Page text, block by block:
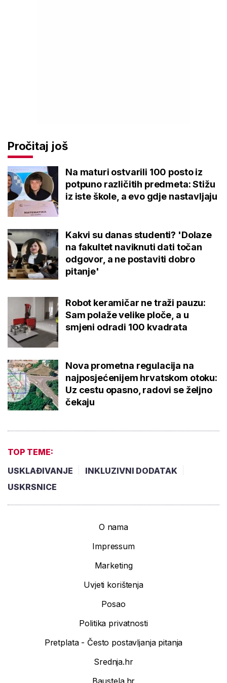
Pročitaj još
Na maturi ostvarili 100 posto iz
potpuno različitih predmeta: Stižu
iz iste škole, a evo gdje nastavljaju
Kakvi su danas studenti? 'Dolaze
na fakultet naviknuti dati točan
odgovor, a ne postaviti dobro
pitanje'
Robot keramičar ne traži pauzu:
Sam polaže velike ploče, a u
smjeni odradi 100 kvadrata
Nova prometna regulacija na
najposjećenijem hrvatskom otoku:
Uz cestu opasno, radovi se željno
čekaju
TOP TEME:
USKLAĐIVANJE
INKLUZIVNI DODATAK
USKRSNICE
O nama
Impressum
Marketing
Uvjeti korištenja
Posao
Politika privatnosti
Pretplata - Često postavljanja pitanja
Srednja.hr
Baustela.hr